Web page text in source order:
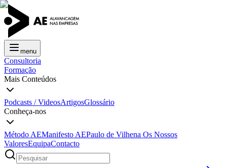
menu
Consultoria
Formação
Mais Conteúdos
Podcasts / VideosArtigosGlossário
Conheça-nos
Método AEManifesto AEPaulo de Vilhena Os Nossos
ValoresEquipaContacto